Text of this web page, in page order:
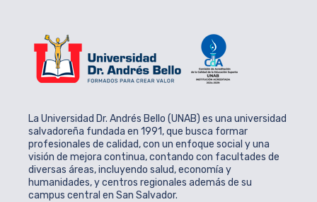
La Universidad Dr. Andrés Bello (UNAB) es una universidad
salvadoreña fundada en 1991, que busca formar
profesionales de calidad, con un enfoque social y una
visión de mejora continua, contando con facultades de
diversas áreas, incluyendo salud, economía y
humanidades, y centros regionales además de su
campus central en San Salvador.